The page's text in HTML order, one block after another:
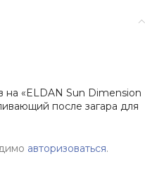
на «ELDAN Sun Dimension
после загара для
авторизоваться.